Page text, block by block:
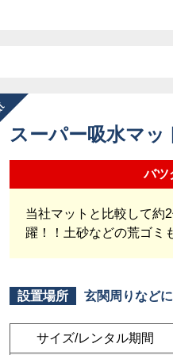
スーパー吸水マ
バツ
当社マットと比較して約
躍！！土砂などの荒ゴミ
設置場所 玄関周りなど
サイズ/レンタル期間